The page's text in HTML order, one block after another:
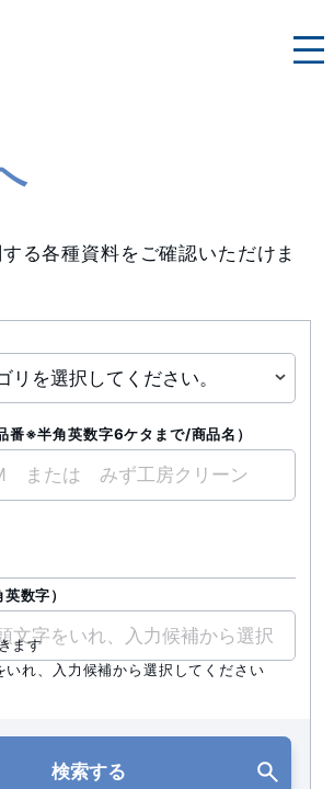
へ
る各種資料をご確認いただけま
番※半角英数字6ケタまで/商品名）
英数字）
ます
れ、入力候補から選択してください
検索する